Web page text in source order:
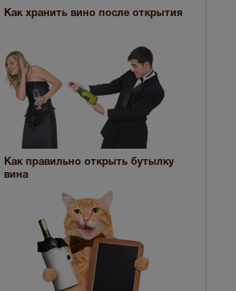
Как хранить вино после открытия
Как правильно открыть бутылку
вина